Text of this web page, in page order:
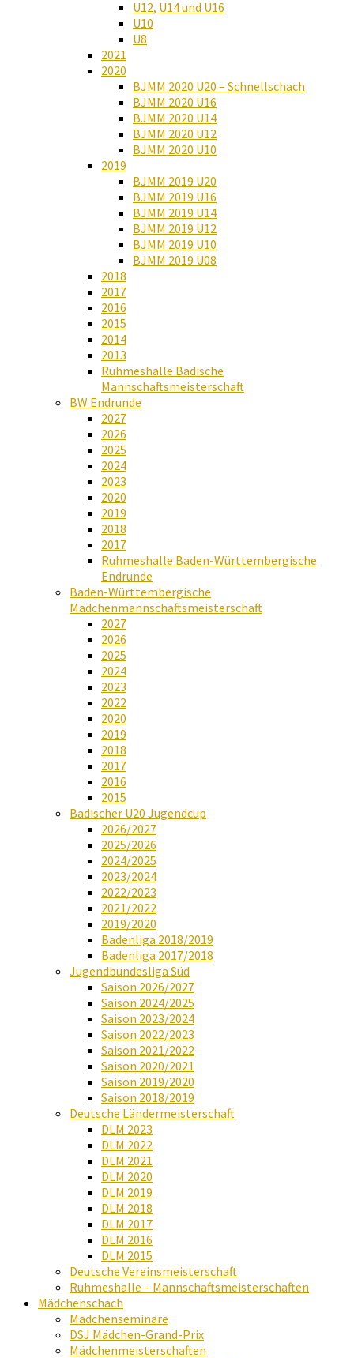
U12, U14 und U16
U10
U8
2021
2020
BJMM 2020 U20 – Schnellschach
BJMM 2020 U16
BJMM 2020 U14
BJMM 2020 U12
BJMM 2020 U10
2019
BJMM 2019 U20
BJMM 2019 U16
BJMM 2019 U14
BJMM 2019 U12
BJMM 2019 U10
BJMM 2019 U08
2018
2017
2016
2015
2014
2013
Ruhmeshalle Badische
Mannschaftsmeisterschaft
BW Endrunde
2027
2026
2025
2024
2023
2020
2019
2018
2017
Ruhmeshalle Baden-Württembergische
Endrunde
Baden-Württembergische
Mädchenmannschaftsmeisterschaft
2027
2026
2025
2024
2023
2022
2020
2019
2018
2017
2016
2015
Badischer U20 Jugendcup
2026/2027
2025/2026
2024/2025
2023/2024
2022/2023
2021/2022
2019/2020
Badenliga 2018/2019
Badenliga 2017/2018
Jugendbundesliga Süd
Saison 2026/2027
Saison 2024/2025
Saison 2023/2024
Saison 2022/2023
Saison 2021/2022
Saison 2020/2021
Saison 2019/2020
Saison 2018/2019
Deutsche Ländermeisterschaft
DLM 2023
DLM 2022
DLM 2021
DLM 2020
DLM 2019
DLM 2018
DLM 2017
DLM 2016
DLM 2015
Deutsche Vereinsmeisterschaft
Ruhmeshalle – Mannschaftsmeisterschaften
Mädchenschach
Mädchenseminare
DSJ Mädchen-Grand-Prix
Mädchenmeisterschaften